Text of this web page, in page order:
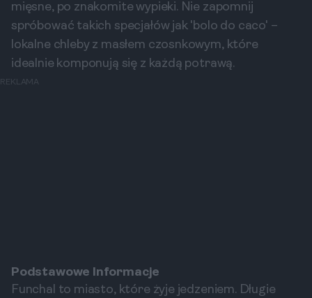
mięsne, po znakomite wypieki. Nie zapomnij
spróbować takich specjałów jak 'bolo do caco' –
lokalne chleby z masłem czosnkowym, które
idealnie komponują się z każdą potrawą.
REKLAMA
Podstawowe Informacje
Funchal to miasto, które żyje jedzeniem. Długie